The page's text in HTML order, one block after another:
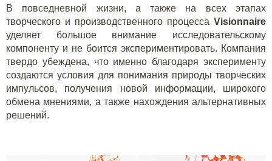
В повседневной жизни, а также на всех этапах
творческого и производственного процесса Visionnaire
уделяет большое внимание исследовательскому
компоненту и не боится экспериментировать. Компания
твердо убеждена, что именно благодаря эксперименту
создаются условия для понимания природы творческих
импульсов, получения новой информации, широкого
обмена мнениями, а также нахождения альтернативных
решений.